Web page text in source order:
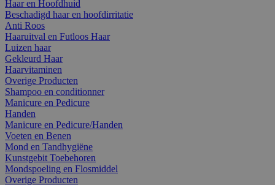
Haar en Hoofdhuid
Beschadigd haar en hoofdirritatie
Anti Roos
Haaruitval en Futloos Haar
Luizen haar
Gekleurd Haar
Haarvitaminen
Overige Producten
Shampoo en conditionner
Manicure en Pedicure
Handen
Manicure en Pedicure/Handen
Voeten en Benen
Mond en Tandhygiëne
Kunstgebit Toebehoren
Mondspoeling en Flosmiddel
Overige Producten